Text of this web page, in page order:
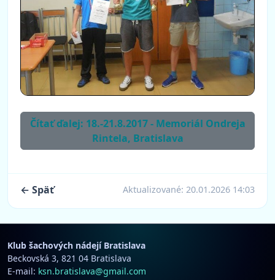
Čítať ďalej: 18.-21.8.2017 - Memoriál Ondreja
Rintela, Bratislava
← Späť Aktualizované: 20.01.2026 14:03
Klub šachových nádejí Bratislava
Beckovská 3, 821 04 Bratislava
E-mail: ksn.bratislava@gmail.com